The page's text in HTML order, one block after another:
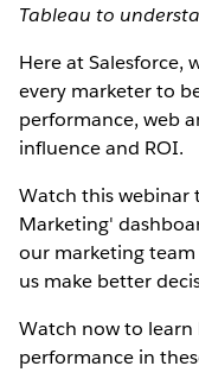
Tableau to
Here at Salesforce,
every marketer to
performance, web
influence and ROI.
Watch this webinar
Marketing'
our marketing
us make better
Watch now to learn
performance in